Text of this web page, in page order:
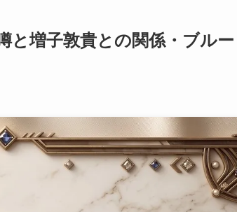
と増子敦貴との関係・ブル